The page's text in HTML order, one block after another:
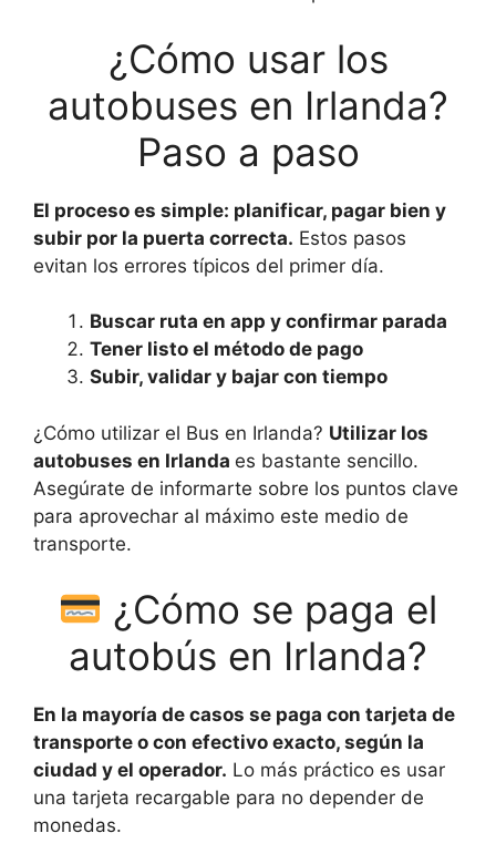
¿Cómo usar los
autobuses en Irlanda?
Paso a paso
El proceso es simple: planificar, pagar bien y
subir por la puerta correcta. Estos pasos
evitan los errores típicos del primer día.
Buscar ruta en app y confirmar parada
Tener listo el método de pago
Subir, validar y bajar con tiempo
¿Cómo utilizar el Bus en Irlanda? Utilizar los
autobuses en Irlanda es bastante sencillo.
Asegúrate de informarte sobre los puntos clave
para aprovechar al máximo este medio de
transporte.
¿Cómo se paga el
autobús en Irlanda?
En la mayoría de casos se paga con tarjeta de
transporte o con efectivo exacto, según la
ciudad y el operador. Lo más práctico es usar
una tarjeta recargable para no depender de
monedas.